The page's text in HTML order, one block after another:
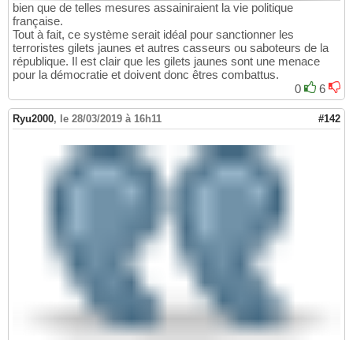
bien que de telles mesures assainiraient la vie politique
française.
Tout à fait, ce système serait idéal pour sanctionner les
terroristes gilets jaunes et autres casseurs ou saboteurs de la
république. Il est clair que les gilets jaunes sont une menace
pour la démocratie et doivent donc êtres combattus.
0
6
Ryu2000, le 28/03/2019 à 16h11 #142